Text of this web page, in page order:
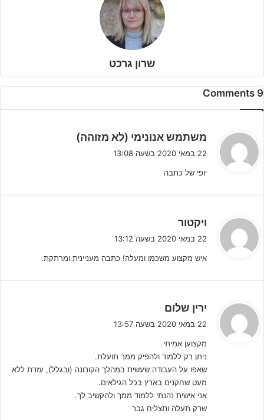
חלק מהכדורגלנים ניצלו את הפגרה כדי להתאמן ולהתחזק במגבלות
המצב, חלקם עשו רק אימונים בסיסיים ביותר, וחלק לא עשו כלום בגלל
כל מיני סיבות כאלה ואחרות.
אחד הדברים היפים שיש בספורט הוא שמיד רואים מי השקיע בעצמו ומי
ברמות הגבוהות של הספורט התחרותי אין אחיזת עיניים – אם לא
התאמנת יום אחד – יש מצב שרק אתה יודע את זה. אם לא התאמנת
שבוע – גם החברים שלך בקבוצה והסגל המקצועי יידעו. אבל אם לא
התאמנת שבועיים ויותר – כולם כבר יידעו את זה…
שרון גרכט
9 Comments
משתמש אנונימי (לא מזוהה)
22 במאי 2020 בשעה 13:08
יופי של כתבה
ויקטור
ג
ב
22 במאי 2020 בשעה 13:12
איש מקצוע משכמו ומעלה! כתבה מעניינית ומרתקת.
ירין שלום
ג
ב
22 במאי 2020 בשעה 13:57
מקצוען אמיתי.
ניתן רק ללמוד ולהפיק ממך תועלת.
שאפו על העבודה שעשית במהלך הקורונה (ובגלל), עזרת ללא
מעט שחקנים בארץ בכל הגילאים.
אני אישית נהנתי ללמוד ממך ולהקשיב לך.
שרק תעלה ותצליח גבר